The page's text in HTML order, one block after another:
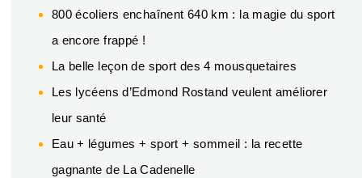
800 écoliers enchaînent 640 km : la magie du sport
a encore frappé !
La belle leçon de sport des 4 mousquetaires
Les lycéens d’Edmond Rostand veulent améliorer
leur santé
Eau + légumes + sport + sommeil : la recette
gagnante de La Cadenelle